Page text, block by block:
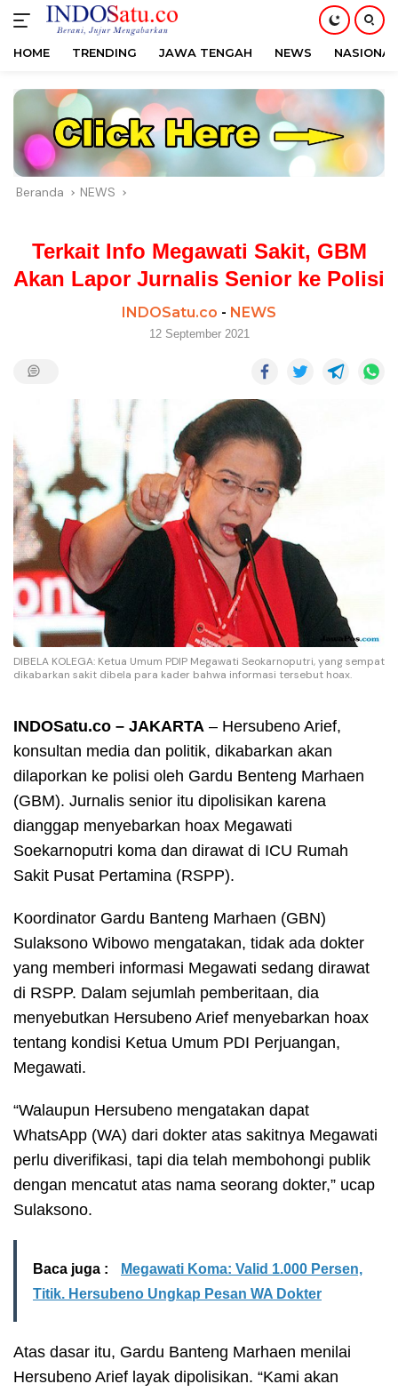
konten
HOME TRENDING JAWA TENGAH NEWS NASIONAL
Beranda NEWS
Terkait Info Megawati Sakit, GBM
Akan Lapor Jurnalis Senior ke Polisi
INDOSatu.co - NEWS
12 September 2021
DIBELA KOLEGA: Ketua Umum PDIP Megawati Seokarnoputri, yang sempat
dikabarkan sakit dibela para kader bahwa informasi tersebut hoax.
INDOSatu.co – JAKARTA – Hersubeno Arief,
konsultan media dan politik, dikabarkan akan
dilaporkan ke polisi oleh Gardu Benteng Marhaen
(GBM). Jurnalis senior itu dipolisikan karena
dianggap menyebarkan hoax Megawati
Soekarnoputri koma dan dirawat di ICU Rumah
Sakit Pusat Pertamina (RSPP).
Koordinator Gardu Banteng Marhaen (GBN)
Sulaksono Wibowo mengatakan, tidak ada dokter
yang memberi informasi Megawati sedang dirawat
di RSPP. Dalam sejumlah pemberitaan, dia
menyebutkan Hersubeno Arief menyebarkan hoax
tentang kondisi Ketua Umum PDI Perjuangan,
Megawati.
“Walaupun Hersubeno mengatakan dapat
WhatsApp (WA) dari dokter atas sakitnya Megawati
perlu diverifikasi, tapi dia telah membohongi publik
dengan mencatut atas nama seorang dokter,” ucap
Sulaksono.
Baca juga :
Megawati Koma: Valid 1.000 Persen,
Titik. Hersubeno Ungkap Pesan WA Dokter
Atas dasar itu, Gardu Banteng Marhaen menilai
Hersubeno Arief layak dipolisikan. “Kami akan